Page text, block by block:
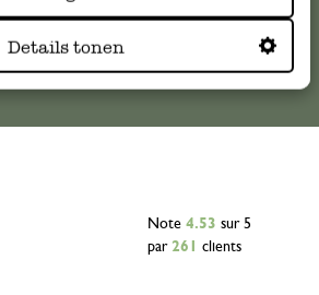
Details tonen
Note 4.53 sur 5
par 261 clients